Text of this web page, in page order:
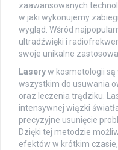
zaawansowanych
w jaki wykonujemy
wygląd. Wśród
ultradźwięki i
swoje unikalne
Laseryw kosmetologii
wszystkim do usuwania
oraz leczenia trądziku.
intensywnej wiązki
precyzyjne usunięcie
Dzięki tej metodzie
efektów w krótkim